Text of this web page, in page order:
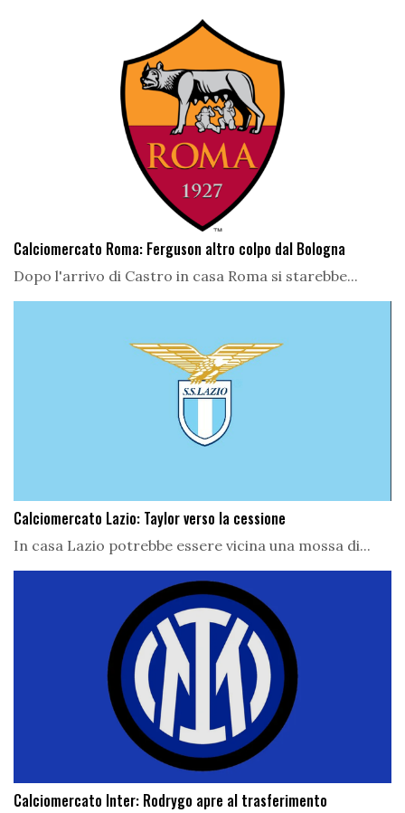
Calciomercato Roma: Ferguson altro colpo dal Bologna
Dopo l'arrivo di Castro in casa Roma si starebbe...
Calciomercato Lazio: Taylor verso la cessione
In casa Lazio potrebbe essere vicina una mossa di...
Calciomercato Inter: Rodrygo apre al trasferimento